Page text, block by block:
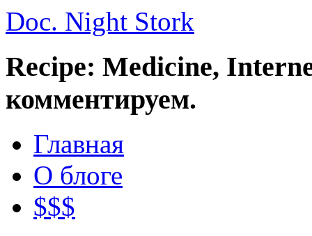
Doc. Night Stork
Recipe: Medicine,
комментируем.
Главная
О блоге
$$$